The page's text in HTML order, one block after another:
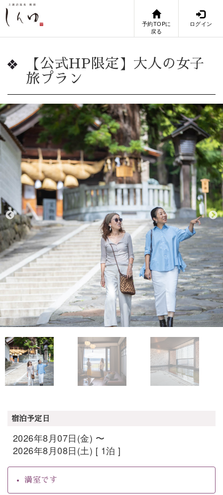
予約TOPに
戻る
ログイン
【公式HP限定】大人の女子
旅プラン
宿泊予定日
2026年8月07日(金) 〜
2026年8月08日(土) [ 1泊 ]
満室です